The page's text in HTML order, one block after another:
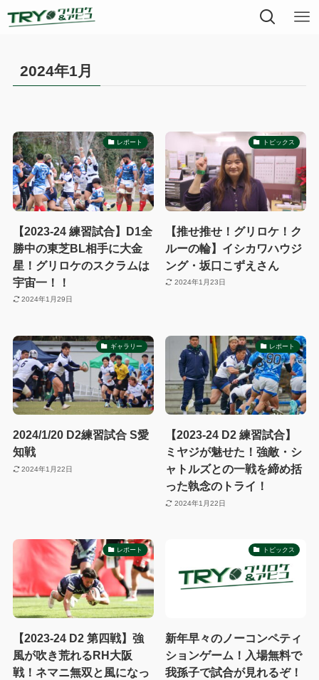
2024年1月
レポート
【2023-24 練習試合】D1全
勝中の東芝BL相手に大金
星！グリロケのスクラムは
宇宙一！！
2024年1月29日
トピックス
【推せ推せ！グリロケ！ク
ルーの輪】イシカワハウジ
ング・坂口こずえさん
2024年1月23日
ギャラリー
2024/1/20 D2練習試合 S愛
知戦
2024年1月22日
レポート
【2023-24 D2 練習試合】
ミヤジが魅せた！強敵・シ
ャトルズとの一戦を締め括
った執念のトライ！
2024年1月22日
レポート
【2023-24 D2 第四戦】強
風が吹き荒れるRH大阪
戦！ネマニ無双と風になっ
トピックス
新年早々のノーコンペティ
ションゲーム！入場無料で
我孫子で試合が見れるぞ！